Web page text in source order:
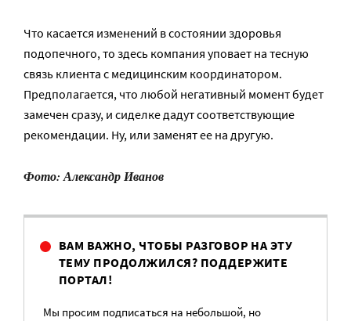
Что касается изменений в состоянии здоровья
подопечного, то здесь компания уповает на тесную
связь клиента с медицинским координатором.
Предполагается, что любой негативный момент будет
замечен сразу, и сиделке дадут соответствующие
рекомендации. Ну, или заменят ее на другую.
Фото: Александр Иванов
ВАМ ВАЖНО, ЧТОБЫ РАЗГОВОР НА ЭТУ
ТЕМУ ПРОДОЛЖИЛСЯ? ПОДДЕРЖИТЕ
ПОРТАЛ!
Мы просим подписаться на небольшой, но